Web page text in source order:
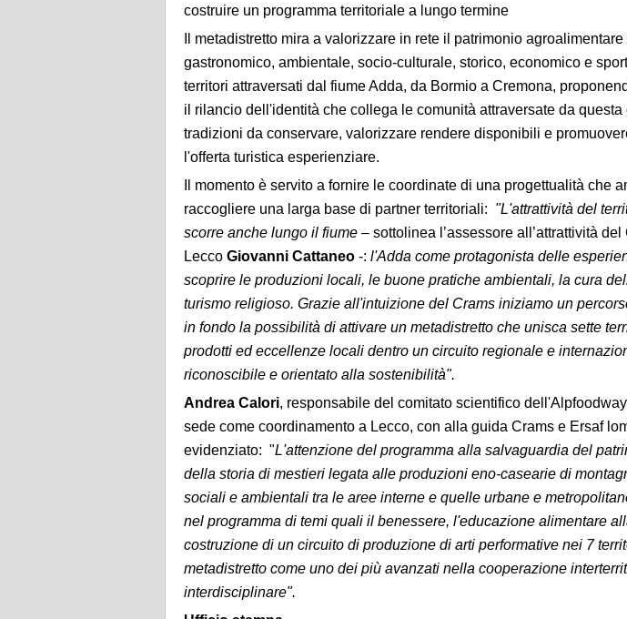
costruire un programma territoriale a lungo termine
Il metadistretto mira a valorizzare in rete il patrimonio
gastronomico, ambientale, socio-culturale, storico, economico e
territori attraversati dal fiume Adda, da Bormio a Cremona,
il rilancio dell'identità che collega le comunità attraversate da questa
tradizioni da conservare, valorizzare rendere disponibili e
l'offerta turistica esperienziare.
Il momento è servito a fornire le coordinate di una progettualità che
raccogliere una larga base di partner territoriali: "L'attrattività del
scorre anche lungo il fiume – sottolinea l’assessore all’attrattività del
Lecco Giovanni Cattaneo -: l'Adda come protagonista delle
scoprire le produzioni locali, le buone pratiche ambientali, la cura
turismo religioso. Grazie all'intuizione del Crams iniziamo un
in fondo la possibilità di attivare un metadistretto che unisca sette
prodotti ed eccellenze locali dentro un circuito regionale e
riconoscibile e orientato alla sostenibilità".
Andrea Calori, responsabile del comitato scientifico
sede come coordinamento a Lecco, con alla guida Crams e Ersaf
evidenziato: "L'attenzione del programma alla salvaguardia del
della storia di mestieri legata alle produzioni eno-casearie di
sociali e ambientali tra le aree interne e quelle urbane e
nel programma di temi quali il benessere, l'educazione alimentare
costruzione di un circuito di produzione di arti performative nei 7
metadistretto come uno dei più avanzati nella cooperazione
interdisciplinare".